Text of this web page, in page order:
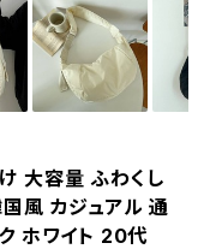
大容量 ふわくし
風 カジュアル 通
ホワイト 20代